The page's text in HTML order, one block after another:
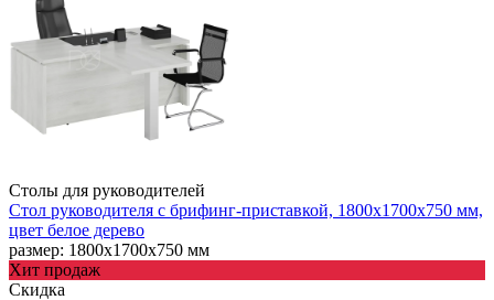
Столы для руководителей
Стол руководителя с брифинг-приставкой, 1800х1700х750 мм,
цвет белое дерево
размер: 1800х1700х750 мм
Хит продаж
Скидка